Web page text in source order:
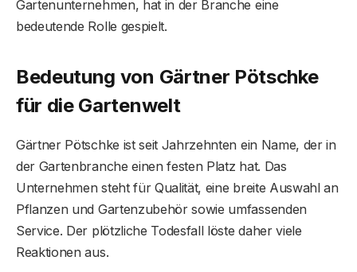
Gartenunternehmen, hat in der Branche eine
bedeutende Rolle gespielt.
Bedeutung von Gärtner Pötschke
für die Gartenwelt
Gärtner Pötschke ist seit Jahrzehnten ein Name, der in
der Gartenbranche einen festen Platz hat. Das
Unternehmen steht für Qualität, eine breite Auswahl an
Pflanzen und Gartenzubehör sowie umfassenden
Service. Der plötzliche Todesfall löste daher viele
Reaktionen aus.